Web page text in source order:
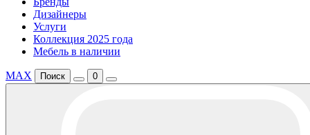
Дизайнеры
Услуги
Коллекция 2025 года
Мебель в наличии
MAX Поиск 0